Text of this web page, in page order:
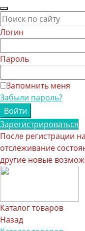
Логин
Пароль
Запомнить меня
Забыли пароль?
Зарегистрироваться
После регистрации
отслеживание
другие новые
Каталог товаров
Назад